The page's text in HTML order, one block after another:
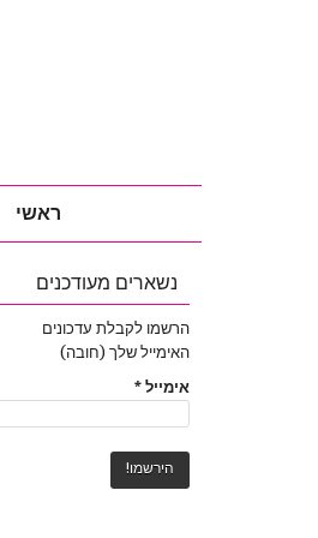
ראשי
נשארים מעודכנים
הרשמו לקבלת עדכונים
האימייל שלך (חובה)
אימייל *